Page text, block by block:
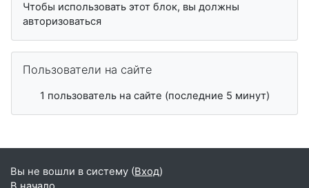
Чтобы использовать этот блок, вы должны
авторизоваться
Пользователи на сайте
1 пользователь на сайте (последние 5 минут)
Вы не вошли в систему (Вход)